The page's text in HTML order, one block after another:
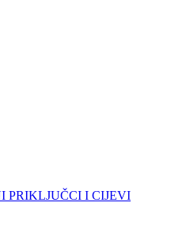
PRIKLJUČCI I CIJEVI